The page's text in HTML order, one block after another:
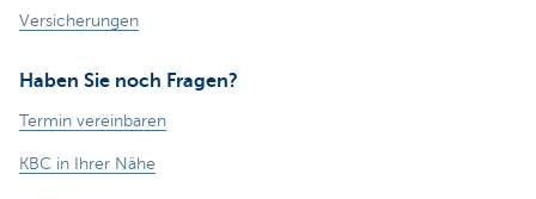
Versicherungen
Haben Sie noch Fragen?
Termin vereinbaren
KBC in Ihrer Nähe